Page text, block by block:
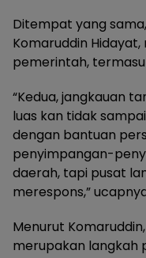
Ditempat yang
Komaruddin
pemerintah,
“Kedua, jangkauan
luas kan tidak
dengan bantuan
penyimpangan-
daerah, tapi pusat
merespons,”
Menurut
merupakan langkah